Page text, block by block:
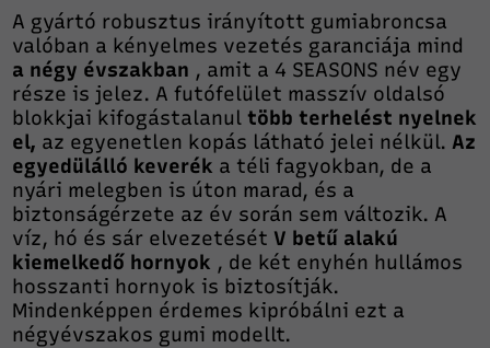
A gyártó robusztus irányított gumiabroncsa
valóban a kényelmes vezetés garanciája mind
a négy évszakban , amit a 4 SEASONS név egy
része is jelez. A futófelület masszív oldalsó
blokkjai kifogástalanul több terhelést nyelnek
el, az egyenetlen kopás látható jelei nélkül. Az
egyedülálló keverék a téli fagyokban, de a
nyári melegben is úton marad, és a
biztonságérzete az év során sem változik. A
víz, hó és sár elvezetését V betű alakú
kiemelkedő hornyok , de két enyhén hullámos
hosszanti hornyok is biztosítják.
Mindenképpen érdemes kipróbálni ezt a
négyévszakos gumi modellt.